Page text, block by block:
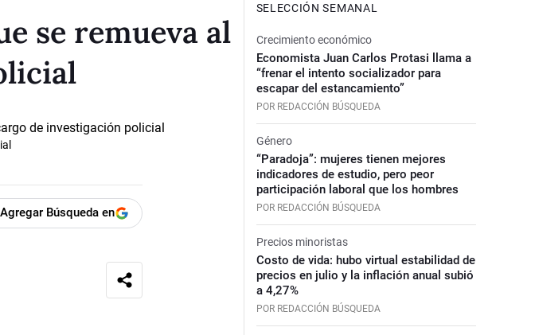
se remueva al
Agregar Búsqueda en
SELECCIÓN SEMANAL
Crecimiento económico
Economista Juan Carlos Protasi llama a
“frenar el intento socializador para
escapar del estancamiento”
POR REDACCIÓN BÚSQUEDA
Género
“Paradoja”: mujeres tienen mejores
indicadores de estudio, pero peor
participación laboral que los hombres
POR REDACCIÓN BÚSQUEDA
Precios minoristas
Costo de vida: hubo virtual estabilidad de
precios en julio y la inflación anual subió
a 4,27%
POR REDACCIÓN BÚSQUEDA